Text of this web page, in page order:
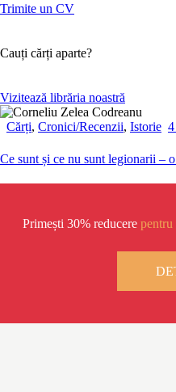
Trimite un CV
Cauți cărți aparte?
Vizitează librăria noastră
Cărți, Cronici/Recenzii, Istorie
Ce sunt și ce nu sunt legionarii –
Primești 30% reducere pentru